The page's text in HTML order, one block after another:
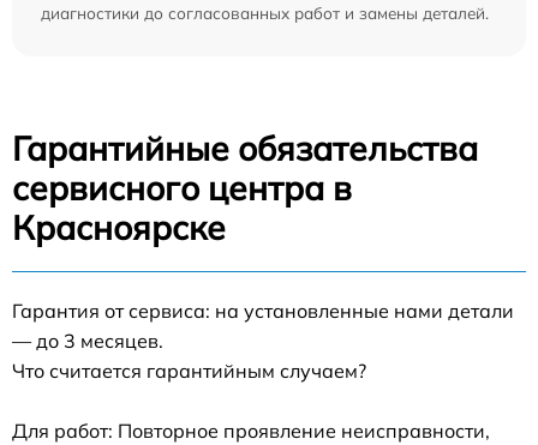
диагностики до согласованных работ и замены деталей.
Гарантийные обязательства
сервисного центра в
Красноярске
Гарантия от сервиса: на установленные нами детали
— до 3 месяцев.
Что считается гарантийным случаем?
Для работ: Повторное проявление неисправности,